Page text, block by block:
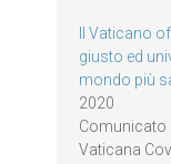
Il Vaticano
giusto ed
mondo più
2020
Comunicato
Vaticana